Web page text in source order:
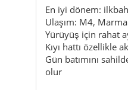
En iyi dönem:
Ulaşım: M4,
Yürüyüş için rahat
Kıyı hattı özellikle
Gün batımını
olur